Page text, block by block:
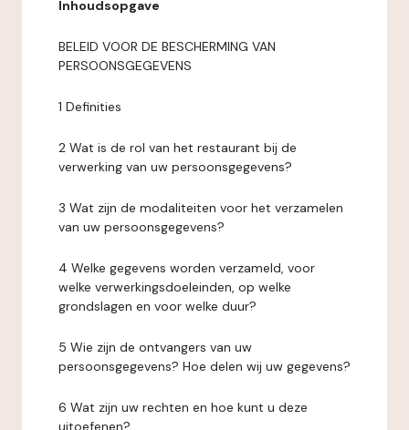
Inhoudsopgave
BELEID VOOR DE BESCHERMING VAN
PERSOONSGEGEVENS
1 Definities
2 Wat is de rol van het restaurant bij de
verwerking van uw persoonsgegevens?
3 Wat zijn de modaliteiten voor het verzamelen
van uw persoonsgegevens?
4 Welke gegevens worden verzameld, voor
welke verwerkingsdoeleinden, op welke
grondslagen en voor welke duur?
5 Wie zijn de ontvangers van uw
persoonsgegevens? Hoe delen wij uw gegevens?
6 Wat zijn uw rechten en hoe kunt u deze
uitoefenen?